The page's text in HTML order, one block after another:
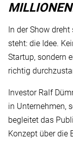
In der Show
steht: die Idee.
Startup, sondern
richtig
Investor Ralf
in Unternehmen,
begleitet das
Konzept über die